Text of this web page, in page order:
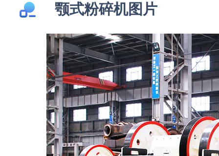
颚式粉碎机图片